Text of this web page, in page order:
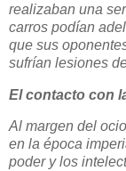
realizaban una
carros podían
que sus
sufrían lesiones
El contacto con
Al margen del
en la época
poder y los